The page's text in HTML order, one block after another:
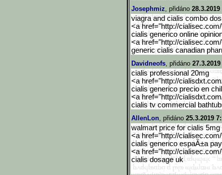
Josephmiz, přidáno 28.3.2019
viagra and cialis combo
<a href="http://
cialis generico online
<a href="http://
generic cialis canadian
Davidneofs, přidáno
cialis professional 20mg
<a href="http://
cialis generico precio en
<a href="http://
cialis tv commercial
AllenLon, přidáno 25.3.2019
walmart price for cialis 5mg
<a href="http://
cialis generico espaĂ±a
<a href="http://
cialis dosage uk